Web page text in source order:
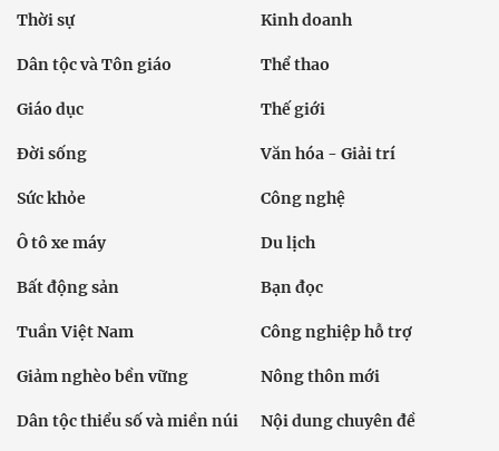
Thời sự Kinh doanh
Dân tộc và Tôn giáo Thể thao
Giáo dục Thế giới
Đời sống Văn hóa - Giải trí
Sức khỏe Công nghệ
Ô tô xe máy Du lịch
Bất động sản Bạn đọc
Tuần Việt Nam Công nghiệp hỗ trợ
Giảm nghèo bền vững Nông thôn mới
Dân tộc thiểu số và miền núi Nội dung chuyên đề